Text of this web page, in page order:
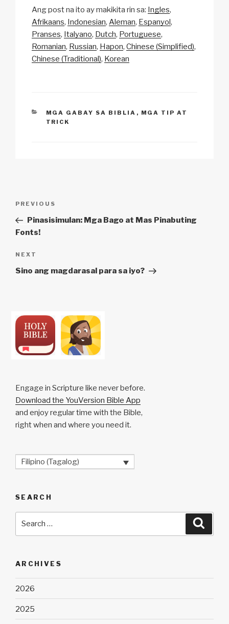
p
y
Li
n
ail c
e
b
o
at
s
A
p
a
p
c
Ang post na ito ay makikita rin sa: Ingles
Afrikaans
Indonesian Aleman Espanyol
Pranses
Italyano Dutch Portuguese
Romanian Russian Hapon Chinese (Simplified)
Chinese (Traditional) Korean
CATEGORIES
MGA GABAY SA BIBLIA , MGA TIP AT
TRICK
Previous
Post
PREVIOUS
Pinasisimulan: Mga Bago at Mas Pinabuting
Fonts!
Next
Post
NEXT
Sino ang magdarasal para sa iyo?
Engage in Scripture like never before.
Download the YouVersion Bible App
and enjoy regular time with the Bible,
right when and where you need it.
Filipino (Tagalog)
SEARCH
ARCHIVES
2026
2025